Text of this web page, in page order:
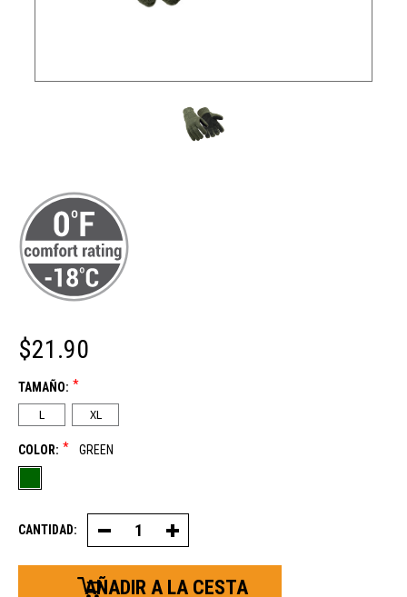
$21.90
TAMAÑO: *
L XL
COLOR: * GREEN
CANTIDAD: Decrease
Quantity
of
Insulated
Wool
Increase
Quantity
of
Wool